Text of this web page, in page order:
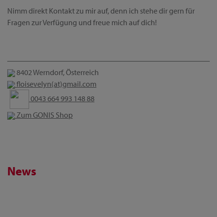
Nimm direkt Kontakt zu mir auf, denn ich stehe dir gern für
Fragen zur Verfügung und freue mich auf dich!
8402 Werndorf, Österreich
floisevelyn(at)gmail.com
0043 664 993 148 88
Zum GONIS Shop
News